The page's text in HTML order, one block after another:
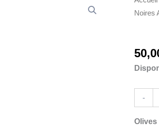
Noires
-
de
Olives
Olives